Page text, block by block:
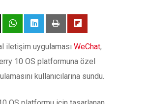
iletişim uygulaması WeChat,
10 OS platformuna özel
kullanıcılarına sundu.